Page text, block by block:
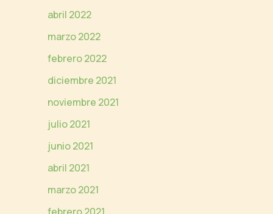
abril 2022
marzo 2022
febrero 2022
diciembre 2021
noviembre 2021
julio 2021
junio 2021
abril 2021
marzo 2021